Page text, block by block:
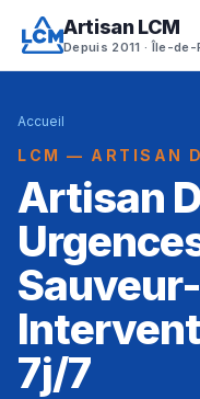
Artisan LCM
Depuis 2011 · Île-de-
Accueil
LCM — ARTISAN
Artisan
7j/7